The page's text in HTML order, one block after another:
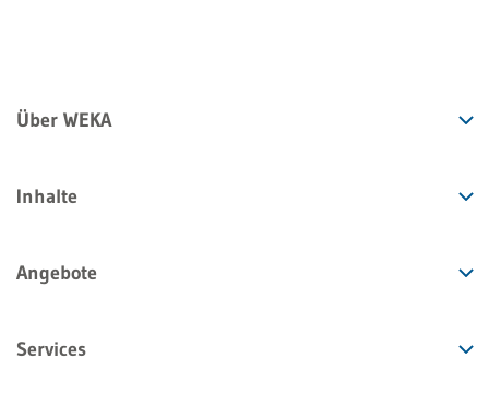
Über WEKA
Inhalte
Angebote
Services